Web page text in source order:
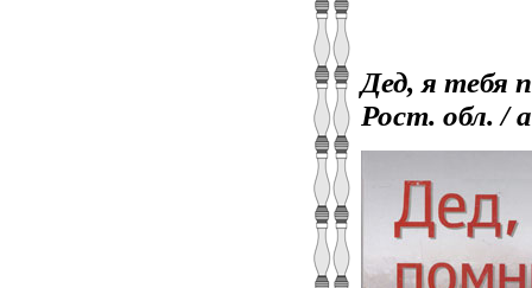
Дед, я тебя
Рост. обл. /